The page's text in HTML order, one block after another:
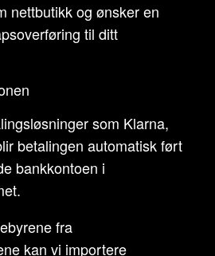
nettbutikk og ønsker en
til ditt
som Klarna,
betalingen automatisk ført
bankkontoen i
fra
kan vi importere